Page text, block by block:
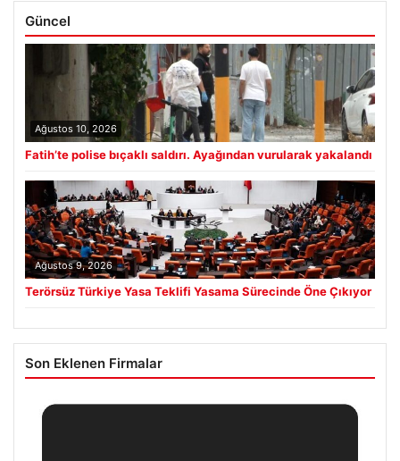
Güncel
Ağustos 10, 2026
Fatih’te polise bıçaklı saldırı. Ayağından vurularak yakalandı
Ağustos 9, 2026
Terörsüz Türkiye Yasa Teklifi Yasama Sürecinde Öne Çıkıyor
Son Eklenen Firmalar